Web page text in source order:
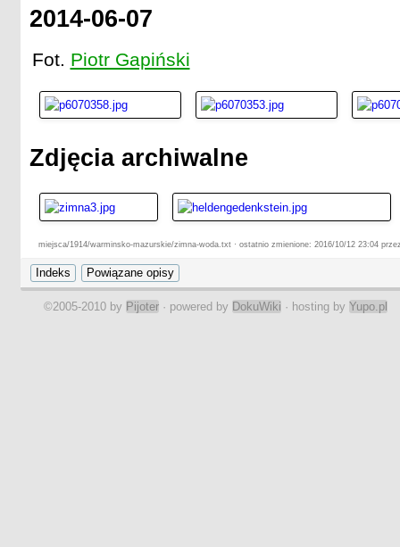
2014-06-07
Fot. Piotr Gapiński
Zdjęcia archiwalne
miejsca/1914/warminsko-mazurskie/zimna-woda.txt · ostatnio zmienione: 2016/10/12 23:04
©2005-2010 by Pijoter · powered by DokuWiki · hosting by Yupo.pl